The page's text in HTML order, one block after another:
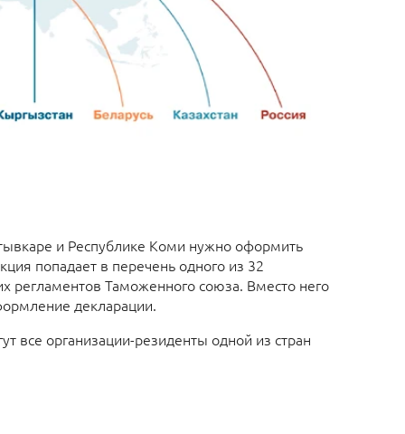
и Республике Коми нужно оформить
попадает в перечень одного из 32
регламентов Таможенного союза. Вместо него
декларации.
все организации-резиденты одной из стран